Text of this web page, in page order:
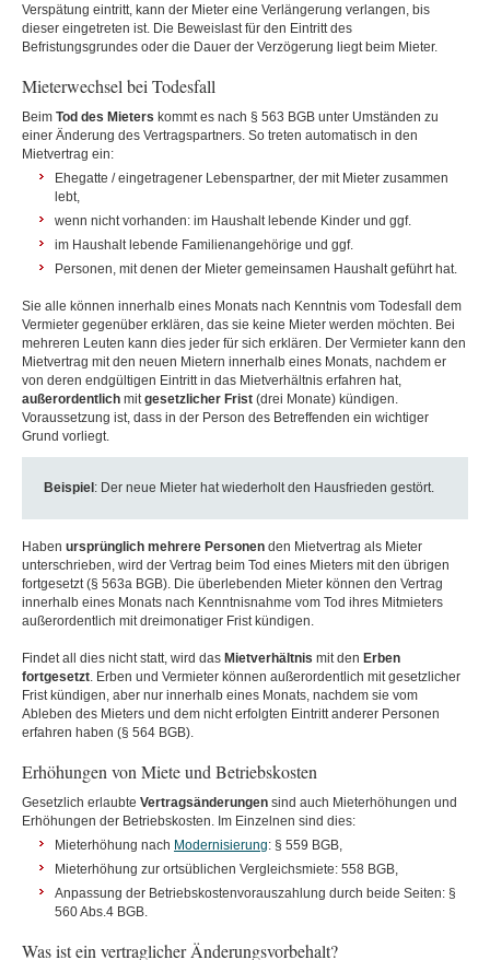
Verspätung eintritt, kann der Mieter eine Verlängerung verlangen, bis
dieser eingetreten ist. Die Beweislast für den Eintritt des
Befristungsgrundes oder die Dauer der Verzögerung liegt beim Mieter.
Mieterwechsel bei Todesfall
Beim Tod des Mieters kommt es nach § 563 BGB unter Umständen zu
einer Änderung des Vertragspartners. So treten automatisch in den
Mietvertrag ein:
Ehegatte / eingetragener Lebenspartner, der mit Mieter zusammen
lebt,
wenn nicht vorhanden: im Haushalt lebende Kinder und ggf.
im Haushalt lebende Familienangehörige und ggf.
Personen, mit denen der Mieter gemeinsamen Haushalt geführt hat.
Sie alle können innerhalb eines Monats nach Kenntnis vom Todesfall dem
Vermieter gegenüber erklären, das sie keine Mieter werden möchten. Bei
mehreren Leuten kann dies jeder für sich erklären. Der Vermieter kann den
Mietvertrag mit den neuen Mietern innerhalb eines Monats, nachdem er
von deren endgültigen Eintritt in das Mietverhältnis erfahren hat,
außerordentlich mitgesetzlicher Frist (drei Monate) kündigen.
Voraussetzung ist, dass in der Person des Betreffenden ein wichtiger
Grund vorliegt.
Beispiel : Der neue Mieter hat wiederholt den Hausfrieden gestört.
Haben ursprünglich mehrere Personen den Mietvertrag als Mieter
unterschrieben, wird der Vertrag beim Tod eines Mieters mit den übrigen
fortgesetzt (§ 563a BGB). Die überlebenden Mieter können den Vertrag
innerhalb eines Monats nach Kenntnisnahme vom Tod ihres Mitmieters
außerordentlich mit dreimonatiger Frist kündigen.
Findet all dies nicht statt, wird das Mietverhältnis mit den Erben
fortgesetzt. Erben und Vermieter können außerordentlich mit gesetzlicher
Frist kündigen, aber nur innerhalb eines Monats, nachdem sie vom
Ableben des Mieters und dem nicht erfolgten Eintritt anderer Personen
erfahren haben (§ 564 BGB).
Erhöhungen von Miete und Betriebskosten
Gesetzlich erlaubte Vertragsänderungen sind auch Mieterhöhungen und
Erhöhungen der Betriebskosten. Im Einzelnen sind dies:
Mieterhöhung nach Modernisierung: § 559 BGB,
Mieterhöhung zur ortsüblichen Vergleichsmiete: 558 BGB,
Anpassung der Betriebskostenvorauszahlung durch beide Seiten: §
560 Abs.4 BGB.
Was ist ein vertraglicher Änderungsvorbehalt?